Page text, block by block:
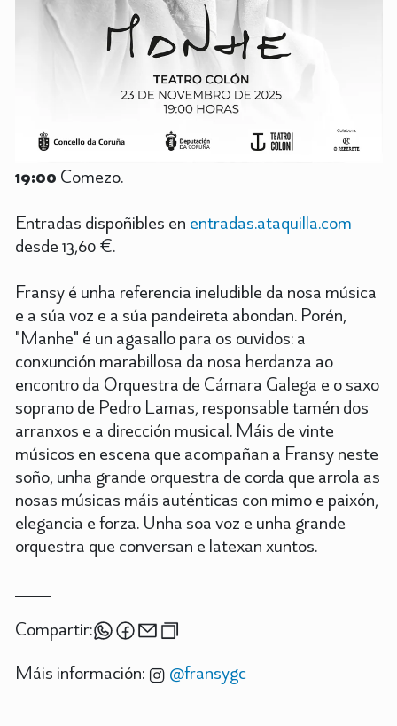
19:00 Comezo.
Entradas dispoñibles en entradas.ataquilla.com
desde 13,60 €.
Fransy é unha referencia ineludible da nosa música
e a súa voz e a súa pandeireta abondan. Porén,
"Manhe" é un agasallo para os ouvidos: a
conxunción marabillosa da nosa herdanza ao
encontro da Orquestra de Cámara Galega e o saxo
soprano de Pedro Lamas, responsable tamén dos
arranxos e a dirección musical. Máis de vinte
músicos en escena que acompañan a Fransy neste
soño, unha grande orquestra de corda que arrola as
nosas músicas máis auténticas con mimo e paixón,
elegancia e forza. Unha soa voz e unha grande
orquestra que conversan e latexan xuntos.
Compartir:
Máis información:
@fransygc